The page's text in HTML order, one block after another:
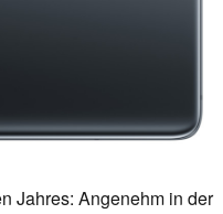
Jahres: Angenehm in der